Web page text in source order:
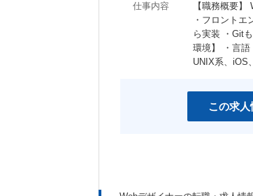
仕事内容
【職務概要
・フロント
ら実装 ・Git
環境】 ・言語
UNIX系、iOS
この求